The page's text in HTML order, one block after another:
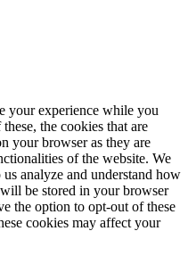
your experience while you
the cookies that are
your browser as they are
of the website. We
analyze and understand how
be stored in your browser
the option to opt-out of these
cookies may affect your